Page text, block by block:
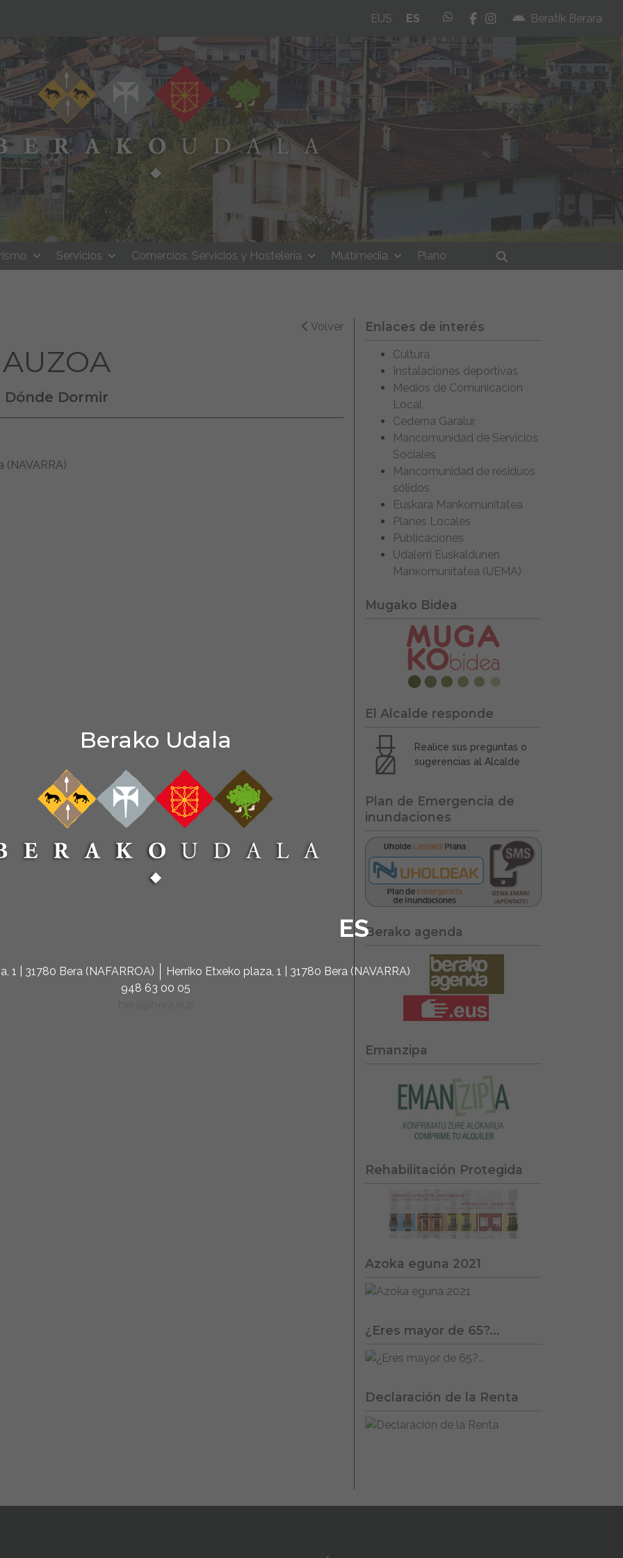
Berako Udala
ES
1 | 31780 Bera (NAFARROA)
Herriko Etxeko plaza, 1 | 31780 Bera (NAVARRA)
948 63 00 05
EUS ES whatsapp
facebook
instagram
Beratik Berara
Servicios Comercios, Servicios y Hostelería Multimedia
Plano
Buscar
Volver
AUZOA
Dónde Dormir
(NAVARRA)
Enlaces de interés
Cultura
Instalaciones deportivas
Medios de Comunicación
Local
Cederna Garalur
Mancomunidad de Servicios
Sociales
Mancomunidad de residuos
sólidos
Euskara Mankomunitatea
Planes Locales
Publicaciones
Udalerri Euskaldunen
Mankomunitatea (UEMA)
Mugako Bidea
El Alcalde responde
Realice sus preguntas o
sugerencias al Alcalde
Plan de Emergencia de
inundaciones
Berako agenda
Emanzipa
Rehabilitación Protegida
Azoka eguna 2021
¿Eres mayor de 65?...
Declaración de la Renta